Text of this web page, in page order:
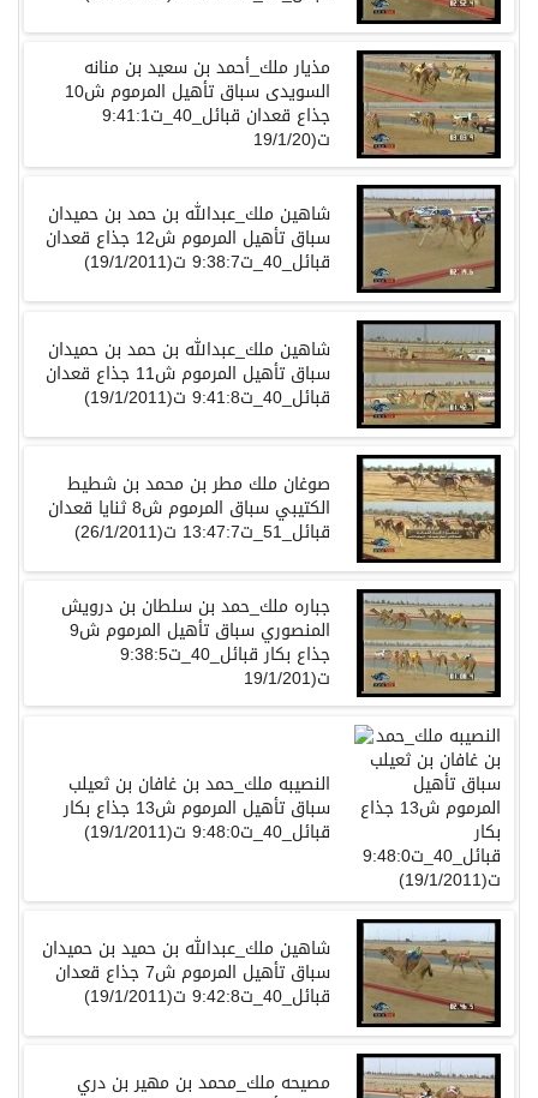
مذيار ملك_أحمد بن سعيد بن منانه
السويدى سباق تأهيل المرموم ش10
جذاع قعدان قبائل_40_ت9:41:1
ت(19/1/20
شاهين ملك_عبدالله بن حمد بن حميدان
سباق تأهيل المرموم ش12 جذاع قعدان
قبائل_40_ت9:38:7 ت(19/1/2011)
شاهين ملك_عبدالله بن حمد بن حميدان
سباق تأهيل المرموم ش11 جذاع قعدان
قبائل_40_ت9:41:8 ت(19/1/2011)
صوغان ملك مطر بن محمد بن شطيط
الكتيبي سباق المرموم ش8 ثنايا قعدان
قبائل_51_ت13:47:7 ت(26/1/2011)
جباره ملك_حمد بن سلطان بن درويش
المنصوري سباق تأهيل المرموم ش9
جذاع بكار قبائل_40_ت9:38:5
ت(19/1/201
النصيبه ملك_حمد بن غافان بن ثعيلب
سباق تأهيل المرموم ش13 جذاع بكار
قبائل_40_ت9:48:0 ت(19/1/2011)
شاهين ملك_عبدالله بن حميد بن حميدان
سباق تأهيل المرموم ش7 جذاع قعدان
قبائل_40_ت9:42:8 ت(19/1/2011)
مصيحه ملك_محمد بن مهير بن دري